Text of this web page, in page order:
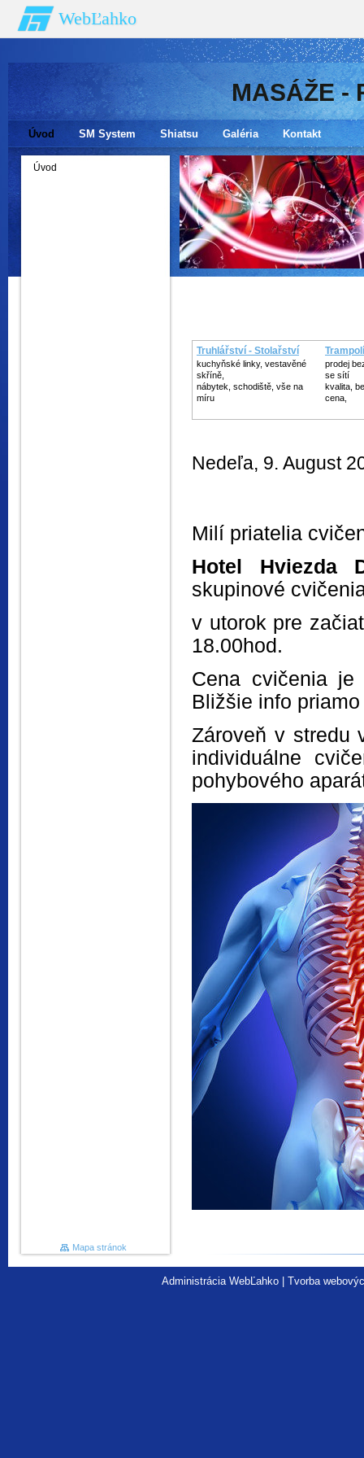
WebĽahko
MASÁŽE -
Úvod SM System Shiatsu Galéria Kontakt
Úvod
Truhlářství - Stolařství
kuchyňské linky, vestavěné
skříně,
nábytek, schodiště, vše na
míru
prodej
se sítí
kvalita,
cena,
Nedeľa, 9. August
Milí priatelia
Hotel Hviezda
skupinové
v utorok pre
18.00hod.
Cena cvičenia
Bližšie info
Zároveň v stredu
individuálne
pohybového
Mapa stránok
Administrácia WebĽahko| Tvorba